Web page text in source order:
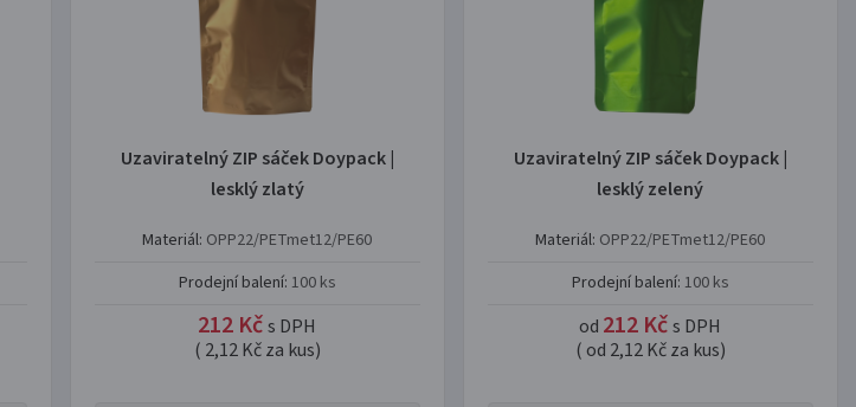
Uzaviratelný ZIP sáček Doypack |
lesklý zlatý
Materiál: OPP22/PETmet12/PE60
Prodejní balení: 100 ks
212 Kčs DPH
( 2,12 Kč za kus)
Uzaviratelný ZIP sáček Doypack |
lesklý zelený
Materiál: OPP22/PETmet12/PE60
Prodejní balení: 100 ks
od 212 Kčs DPH
( od 2,12 Kč za kus)